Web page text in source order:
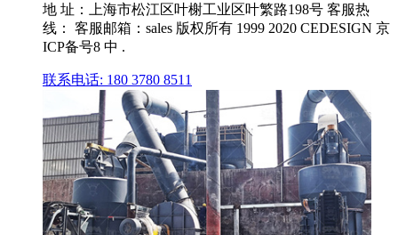
地 址：上海市松江区叶榭工业区叶繁路198号 客服热
线： 客服邮箱：sales 版权所有 1999 2020 CEDESIGN 京
ICP备号8 中 .
联系电话: 180 3780 8511